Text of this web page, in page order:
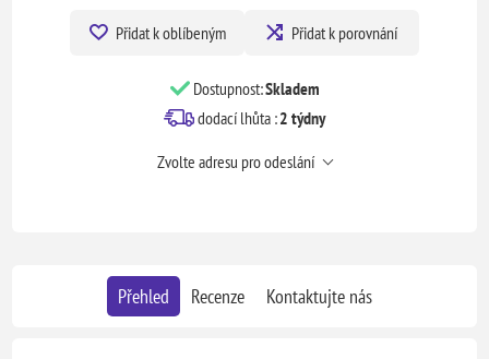
Přidat k oblíbeným Přidat k porovnání
Dostupnost:Skladem
dodací lhůta :2 týdny
Zvolte adresu pro odeslání
Přehled Recenze Kontaktujte nás